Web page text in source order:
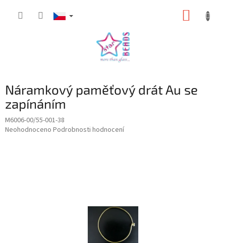
Náramkový paměťový drát Au se
zapínáním
M6006-00/55-001-38
Průměrné
Neohodnoceno Podrobnosti hodnocení